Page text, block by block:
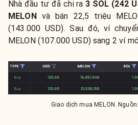
Nhà đầu tư đã chi ra 3 SOL (242
MELONvà bán 22,5 triệu
(143.000 USD). Sau đó, ví
MELON (107.000 USD) sang 2 ví
Giao dịch mua MELON.